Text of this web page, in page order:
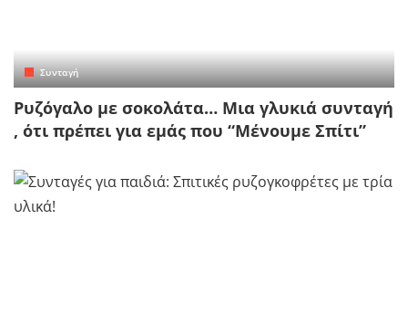
Συνταγή
Ρυζόγαλο με σοκολάτα… Μια γλυκιά συνταγή
, ότι πρέπει για εμάς που “Μένουμε Σπίτι”